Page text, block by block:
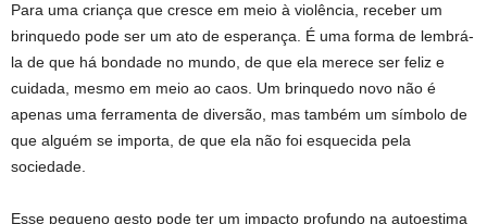
Para uma criança que cresce em meio à violência, receber um
brinquedo pode ser um ato de esperança. É uma forma de lembrá-
la de que há bondade no mundo, de que ela merece ser feliz e
cuidada, mesmo em meio ao caos. Um brinquedo novo não é
apenas uma ferramenta de diversão, mas também um símbolo de
que alguém se importa, de que ela não foi esquecida pela
sociedade.
Esse pequeno gesto pode ter um impacto profundo na autoestima